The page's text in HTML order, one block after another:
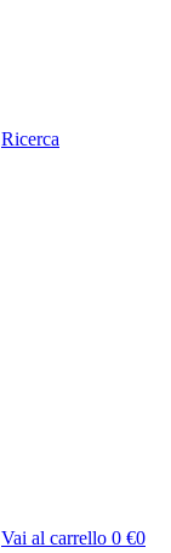
Ricerca
Vai al carrello 0 €0